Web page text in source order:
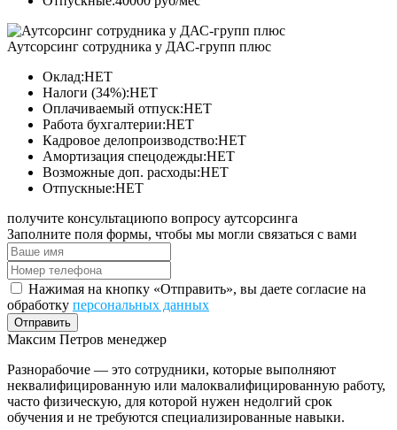
Аутсорсинг сотрудника у ДАС-групп плюс
Оклад:НЕТ
Налоги (34%):НЕТ
Оплачиваемый отпуск:НЕТ
Работа бухгалтерии:НЕТ
Кадровое делопроизводство:НЕТ
Амортизация спецодежды:НЕТ
Возможные доп. расходы:НЕТ
Отпускные:НЕТ
получите консультациюпо вопросу аутсорсинга
Заполните поля формы, чтобы мы могли связаться с вами
Нажимая на кнопку «Отправить», вы даете согласие на
обработку персональных данных
Отправить
Максим Петров менеджер
Разнорабочие — это сотрудники, которые выполняют
неквалифицированную или малоквалифицированную работу,
часто физическую, для которой нужен недолгий срок
обучения и не требуются специализированные навыки.